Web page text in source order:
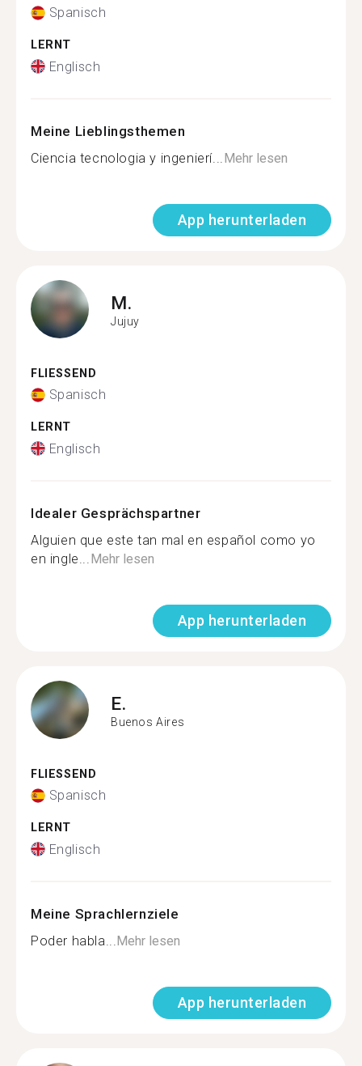
Spanisch
LERNT
Englisch
Meine Lieblingsthemen
Ciencia tecnologia y ingenierí... Mehr lesen
App herunterladen
M.
Jujuy
FLIESSEND
Spanisch
LERNT
Englisch
Idealer Gesprächspartner
Alguien que este tan mal en español como yo
en ingle... Mehr lesen
App herunterladen
E.
Buenos Aires
FLIESSEND
Spanisch
LERNT
Englisch
Meine Sprachlernziele
Poder habla... Mehr lesen
App herunterladen